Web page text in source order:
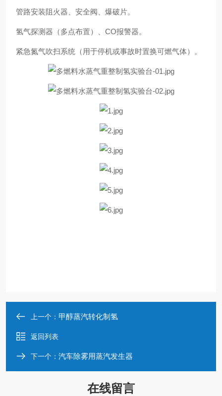
管路安装阻火器、安全阀、爆破片。
氢气探测器（多点布置）、CO报警器。
紧急氮气吹扫系统（用于停机或事故时置换可燃气体）。
上一个： 甲醇蒸汽转化制氢
返回列表
下一个： 汽车除雾用蒸汽发生器
在线留言